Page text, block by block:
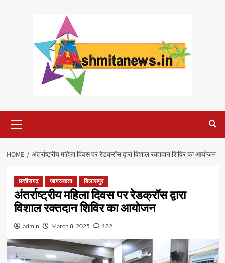
Menu
HOME अंतर्राष्ट्रीय महिला दिवस पर रेडक्रॉस द्वारा विशाल रक्तदान शिविर का आयोजन
छत्तीसगढ़ जागरूकता बिलासपुर
अंतर्राष्ट्रीय महिला दिवस पर रेडक्रॉस द्वारा
विशाल रक्तदान शिविर का आयोजन
admin March 8, 2025 182